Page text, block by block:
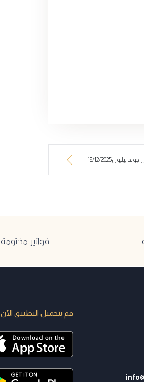
12/2025
فواتير مختومة
قم بتحميل التطبيق الآن